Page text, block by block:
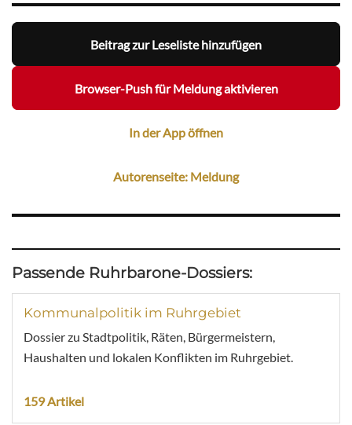
Beitrag zur Leseliste hinzufügen
Browser-Push für Meldung aktivieren
In der App öffnen
Autorenseite: Meldung
Passende Ruhrbarone-Dossiers:
Kommunalpolitik im Ruhrgebiet
Dossier zu Stadtpolitik, Räten, Bürgermeistern,
Haushalten und lokalen Konflikten im Ruhrgebiet.
159 Artikel